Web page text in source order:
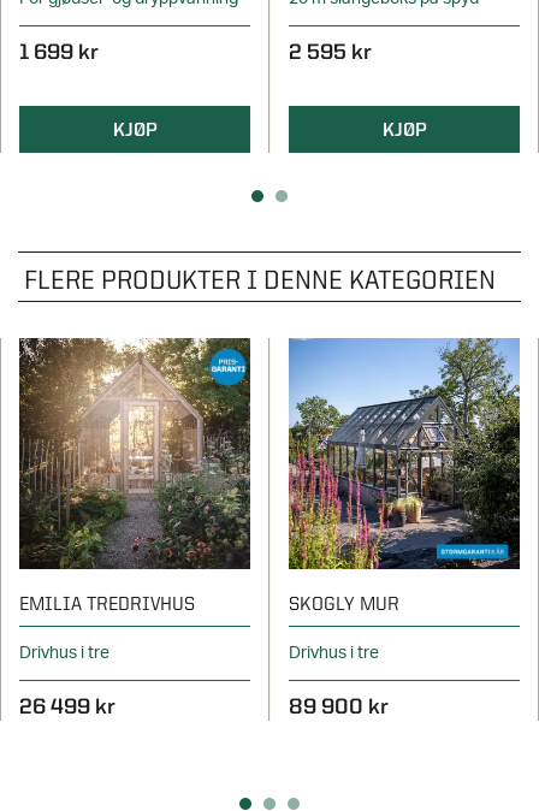
1 699 kr
KJØP
2 595 kr
KJØP
FLERE PRODUKTER I DENNE KATEGORIEN
EMILIA TREDRIVHUS
Drivhus i tre
26 499 kr
SKOGLY MUR
Drivhus i tre
89 900 kr